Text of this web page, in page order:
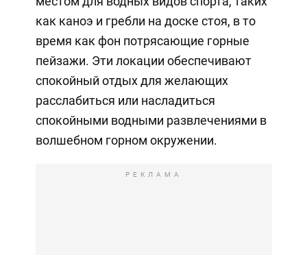
как каноэ и гребли на доске стоя, в то
время как фон потрясающие горные
пейзажи. Эти локации обеспечивают
спокойный отдых для желающих
расслабиться или насладиться
спокойными водными развлечениями в
волшебном горном окружении.
РЕКЛАМА